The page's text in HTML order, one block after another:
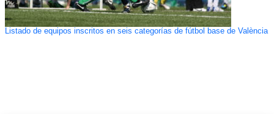
Listado de equipos inscritos en seis categorías de fútbol base de València